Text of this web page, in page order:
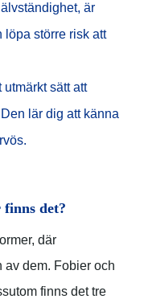
är
löpa större risk att
sätt att
lär dig att känna
det?
där
av dem. Fobier och
finns det tre